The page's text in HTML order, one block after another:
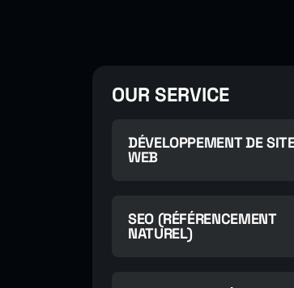
OUR SERVICE
DÉVELOPPEMENT DE
WEB
SEO (RÉFÉRENCEMENT
NATUREL)